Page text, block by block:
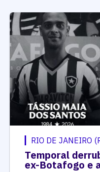
RIO DE JANEIRO
Temporal
ex-Botafogo e